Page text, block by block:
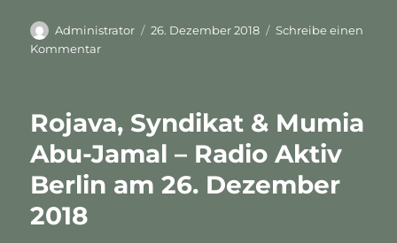
Autor
Administrator
Veröffentlicht
26. Dezember 2018
Schreibe einen
Kommentarzu
Mumia
Abu-
Jamal
–
Radio
Rojava, Syndikat & Mumia
Abu-Jamal – Radio Aktiv
Berlin am 26. Dezember
2018